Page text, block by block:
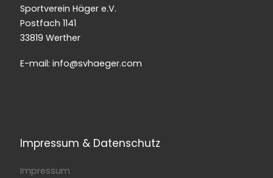
Sportverein Häger e.V.
Postfach 1141
33819 Werther
E-mail: info@svhaeger.com
Impressum & Datenschutz
Impressum